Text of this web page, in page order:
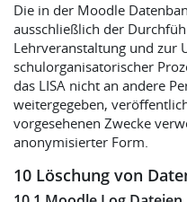
Die in der Moodle
ausschließlich der
Lehrveranstaltung und zur
schulorganisatorischer
das LISA nicht an andere
weitergegeben,
vorgesehenen Zwecke
anonymisierter Form.
10 Löschung von